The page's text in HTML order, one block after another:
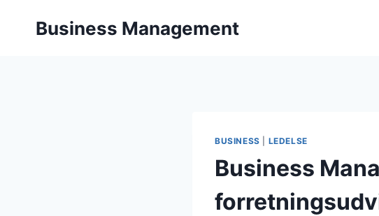
Business Management
BUSINESS LEDELSE
Business